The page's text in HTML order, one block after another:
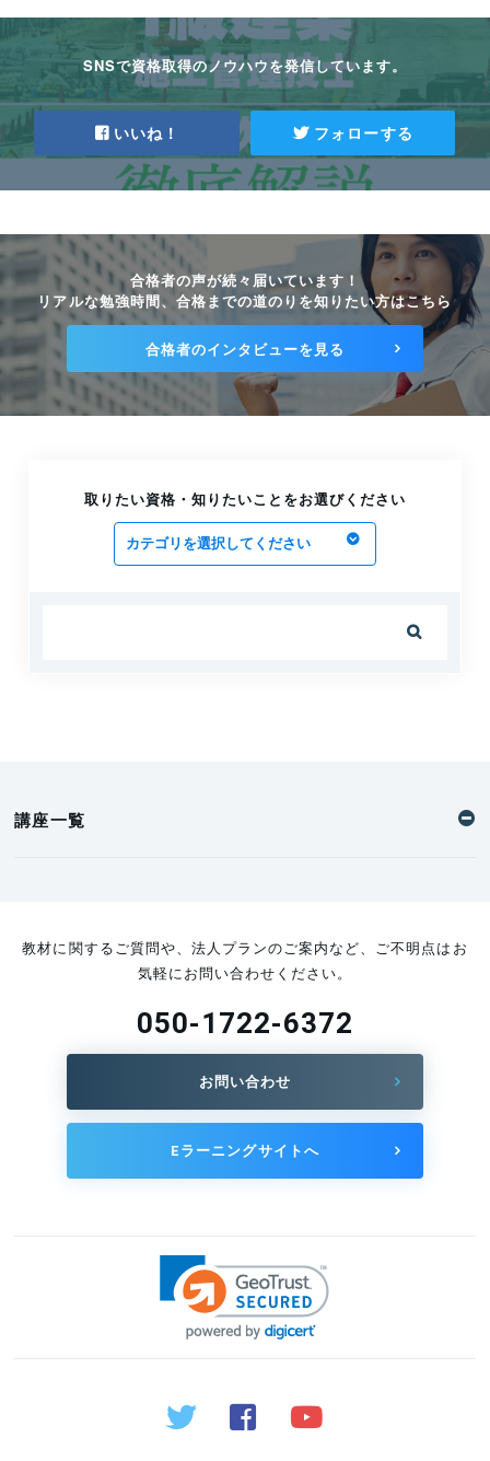
1級建築施工管理技士とは？活躍できる現場
が広い資格！
2026.02.26
建築施工管理技士と建築士の違いは？仕事内
容や監理技術者業務を解説！
2026.02.26
【令和6年度より変更】1級建築施工管理技士
2026.02.24
2級建築施工管理技士の【第二次検定】出題
傾向と対策方法！
2026.02.20
2級建築施工管理技士が分かる！3つのメリ
ットを紹介
2026.02.19
解説
2026.02.19
「実務経験なし」から建築施工管理技士を目
SNSで資格取得のノウハウを発信しています。
いいね！ フォローする
合格者の声が続々届いています！
リアルな勉強時間、合格までの道のりを知りたい方はこちら
合格者のインタビューを見る
取りたい資格・知りたいことをお選びください

講座一覧
教材に関するご質問や、法人プランのご案内など、ご不明点はお
気軽にお問い合わせください。
050-1722-6372
お問い合わせ
Eラーニングサイトへ